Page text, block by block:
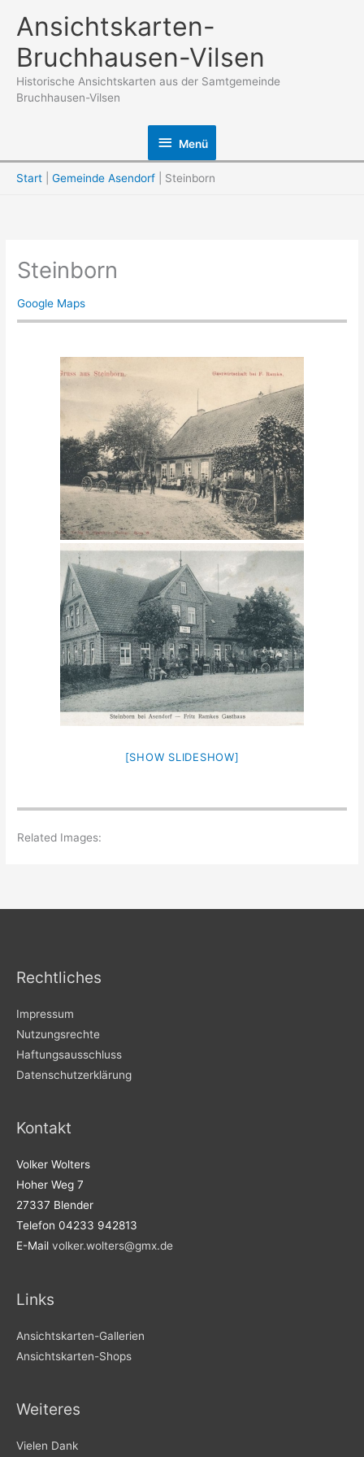
Inhalt
springen
Ansichtskarten-
Bruchhausen-Vilsen
Historische Ansichtskarten aus der Samtgemeinde
Bruchhausen-Vilsen
Menü
Menü
Start Gemeinde Asendorf Steinborn
Steinborn
Google Maps
[SHOW SLIDESHOW]
Related Images:
Rechtliches
Impressum
Nutzungsrechte
Haftungsausschluss
Datenschutzerklärung
Kontakt
Volker Wolters
Hoher Weg 7
27337 Blender
Telefon 04233 942813
E-Mail volker.wolters@gmx.de
Links
Ansichtskarten-Gallerien
Ansichtskarten-Shops
Weiteres
Vielen Dank